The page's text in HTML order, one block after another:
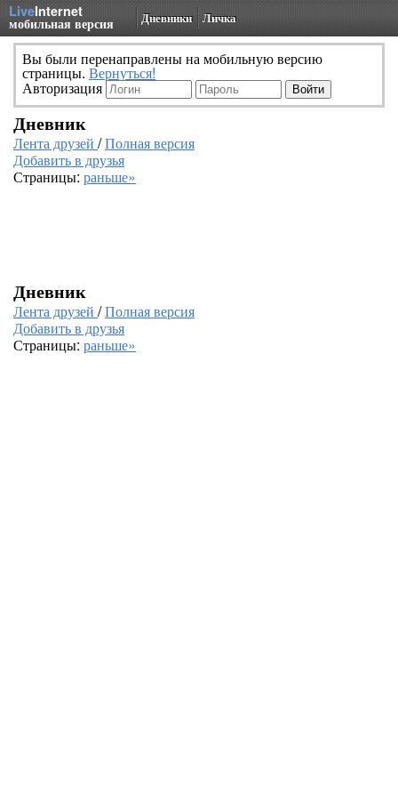
LiveInternet
мобильная версия Дневники Личка
Вы были перенаправлены на мобильную версию
страницы. Вернуться!
Авторизация
Дневник
Лента друзей /Полная версия
Добавить в друзья
Страницы: раньше»
Дневник
Лента друзей /Полная версия
Добавить в друзья
Страницы: раньше»